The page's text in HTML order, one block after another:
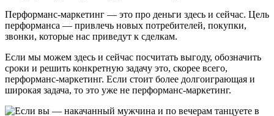
Перформанс-маркетинг — это про деньги здесь и сейчас. Цель
перформанса — привлечь новых потребителей, покупки,
звонки, которые нас приведут к сделкам.
Если мы можем здесь и сейчас посчитать выгоду, обозначить
сроки и решить конкретную задачу это, скорее всего,
перформанс-маркетинг. Если стоит более долгоиграющая и
широкая задача, то это уже не перформанс-маркетинг.